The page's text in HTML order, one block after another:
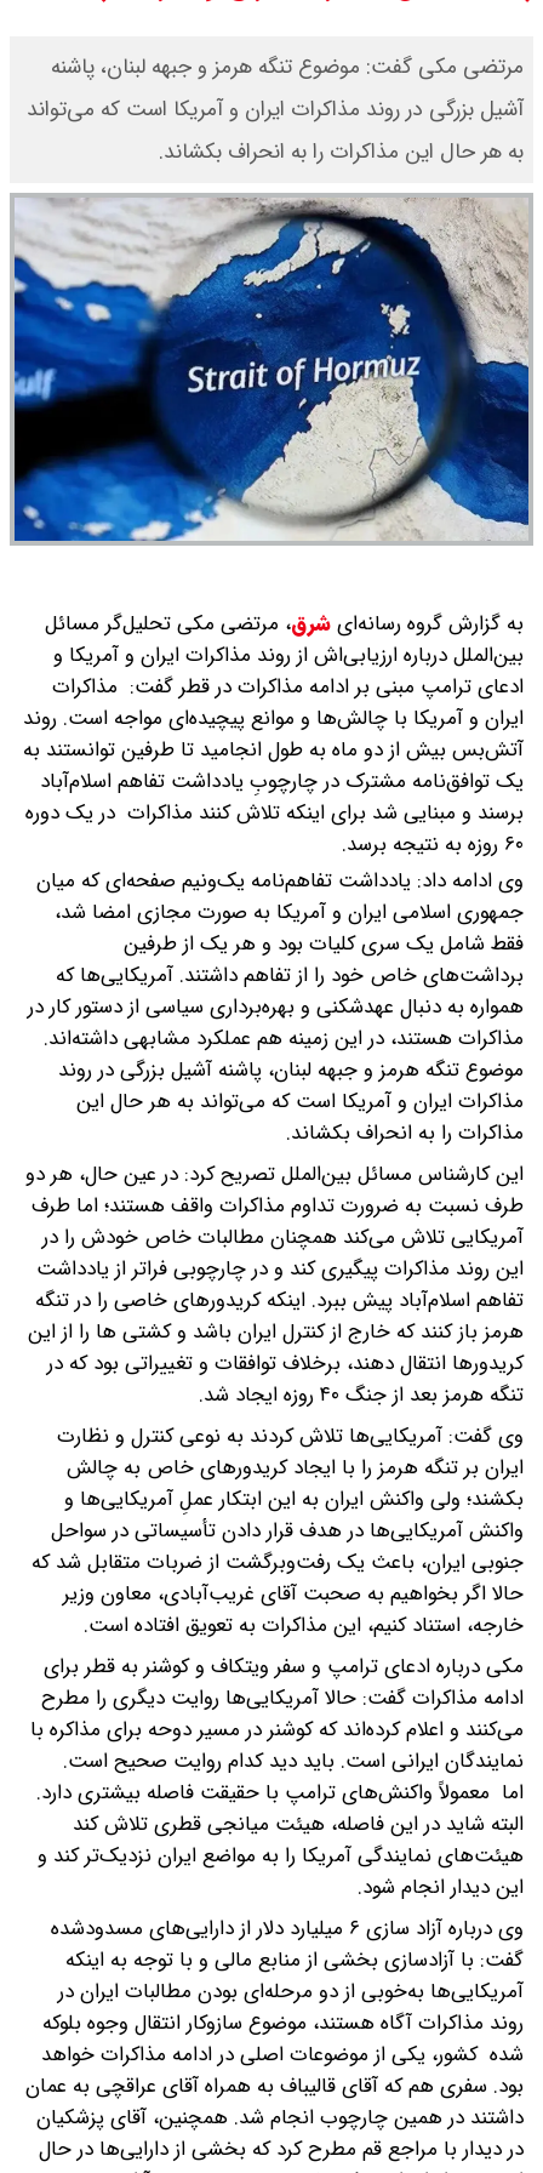
بقایی : عراقچی و قالیباف به پاکستان
می روند
قیمت سکه امامی امروز دوشنبه ۱۹
مرداد ۱۴۰۵ اعلام شد/ افزایش قیمت
سکه
با حکم پزشکیان، محسن رضایی دبیر
شد / تمام دبیران شعام + اینفوگرافی
قیمت طلا ۲۴ عیار امروز دوشنبه ۱۹
مرداد ۱۴۰۵ اعلام شد/ افزایش قیمت
مرتضی مکی گفت: موضوع تنگه هرمز و جبهه لبنان، پاشنه
آشیل بزرگی در روند مذاکرات ایران و آمریکا است که می‌تواند
به هر حال این مذاکرات را به انحراف بکشاند.
به گزارش گروه رسانه‌ایشرق، مرتضی مکی تحلیل‌گر مسائل
بین‌الملل درباره ارزیابی‌اش از روند مذاکرات ایران و آمریکا و
ادعای ترامپ مبنی بر ادامه مذاکرات در قطر گفت: مذاکرات
ایران و آمریکا با چالش‌ها و موانع پیچیده‌ای مواجه است. روند
آتش‌بس بیش از دو ماه به طول انجامید تا طرفین توانستند به
یک توافق‌نامه مشترک در چارچوبِ یادداشت تفاهم اسلام‌آباد
برسند و مبنایی شد برای اینکه تلاش کنند مذاکرات در یک دوره
۶۰ روزه به نتیجه برسد.
وی ادامه داد: یادداشت تفاهم‌نامه یک‌ونیم صفحه‌ای که میان
جمهوری اسلامی ایران و آمریکا به صورت مجازی امضا شد،
فقط شامل یک سری کلیات بود و هر یک از طرفین
برداشت‌های خاص خود را از تفاهم داشتند. آمریکایی‌ها که
همواره به دنبال عهدشکنی و بهره‌برداری سیاسی از دستور کار در
مذاکرات هستند، در این زمینه هم عملکرد مشابهی داشته‌اند.
موضوع تنگه هرمز و جبهه لبنان، پاشنه آشیل بزرگی در روند
مذاکرات ایران و آمریکا است که می‌تواند به هر حال این
مذاکرات را به انحراف بکشاند.
این کارشناس مسائل بین‌الملل تصریح کرد: در عین حال، هر دو
طرف نسبت به ضرورت تداوم مذاکرات واقف هستند؛ اما طرف
آمریکایی تلاش می‌کند همچنان مطالبات خاص خودش را در
این روند مذاکرات پیگیری کند و در چارچوبی فراتر از یادداشت
تفاهم اسلام‌آباد پیش ببرد. اینکه کریدورهای خاصی را در تنگه
هرمز باز کنند که خارج از کنترل ایران باشد و کشتی ها را از این
کریدورها انتقال دهند، برخلاف توافقات و تغییراتی بود که در
تنگه هرمز بعد از جنگ ۴۰ روزه ایجاد شد.
وی گفت: آمریکایی‌ها تلاش کردند به نوعی کنترل و نظارت
ایران بر تنگه هرمز را با ایجاد کریدورهای خاص به چالش
بکشند؛ ولی واکنش ایران به این ابتکار عملِ آمریکایی‌ها و
واکنش آمریکایی‌ها در هدف قرار دادن تأسیساتی در سواحل
جنوبی ایران، باعث یک رفت‌وبرگشت از ضربات متقابل شد که
حالا اگر بخواهیم به صحبت آقای غریب‌آبادی، معاون وزیر
خارجه، استناد کنیم، این مذاکرات به تعویق افتاده است.
مکی درباره ادعای ترامپ و سفر ویتکاف و کوشنر به قطر برای
ادامه مذاکرات گفت: حالا آمریکایی‌ها روایت دیگری را مطرح
می‌کنند و اعلام کرده‌اند که کوشنر در مسیر دوحه برای مذاکره با
نمایندگان ایرانی است. باید دید کدام روایت صحیح است.
اما معمولاً واکنش‌های ترامپ با حقیقت فاصله بیشتری دارد.
البته شاید در این فاصله، هیئت میانجی قطری تلاش کند
هیئت‌های نمایندگی آمریکا را به مواضع ایران نزدیک‌تر کند و
این دیدار انجام شود.
وی درباره آزاد سازی ۶ میلیارد دلار از دارایی‌های مسدودشده
گفت: با آزادسازی بخشی از منابع مالی و با توجه به اینکه
آمریکایی‌ها به‌خوبی از دو مرحله‌ای بودن مطالبات ایران در
روند مذاکرات آگاه هستند، موضوع سازوکار انتقال وجوه بلوکه
شده کشور، یکی از موضوعات اصلی در ادامه مذاکرات خواهد
بود. سفری هم که آقای قالیباف به همراه آقای عراقچی به عمان
داشتند در همین چارچوب انجام شد. همچنین، آقای پزشکیان
در دیدار با مراجع قم مطرح کرد که بخشی از دارایی‌ها در حال